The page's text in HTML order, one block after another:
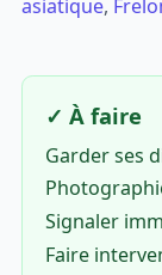
asiatique,
✓ À faire
Garder ses
Signaler
Faire